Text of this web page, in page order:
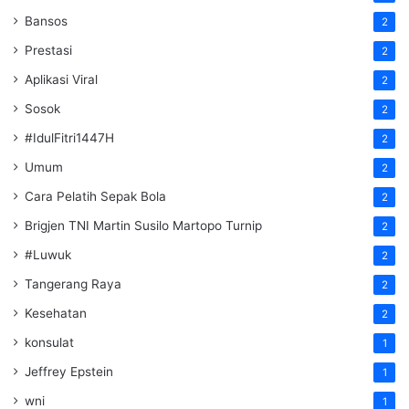
Bansos 2
Prestasi 2
Aplikasi Viral 2
Sosok 2
#IdulFitri1447H 2
Umum 2
Cara Pelatih Sepak Bola 2
Brigjen TNI Martin Susilo Martopo Turnip 2
#Luwuk 2
Tangerang Raya 2
Kesehatan 2
konsulat 1
Jeffrey Epstein 1
wni 1